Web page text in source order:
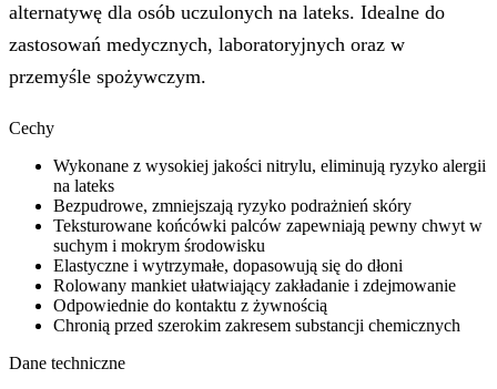
alternatywę dla osób uczulonych na lateks. Idealne do
zastosowań medycznych, laboratoryjnych oraz w
przemyśle spożywczym.
Cechy
Wykonane z wysokiej jakości nitrylu, eliminują ryzyko alergii
na lateks
Bezpudrowe, zmniejszają ryzyko podrażnień skóry
Teksturowane końcówki palców zapewniają pewny chwyt w
suchym i mokrym środowisku
Elastyczne i wytrzymałe, dopasowują się do dłoni
Rolowany mankiet ułatwiający zakładanie i zdejmowanie
Odpowiednie do kontaktu z żywnością
Chronią przed szerokim zakresem substancji chemicznych
Dane techniczne